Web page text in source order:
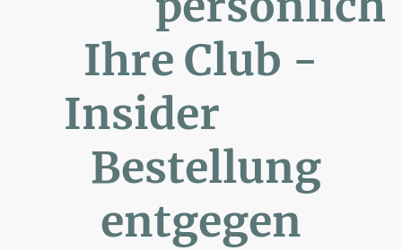
Ihre Club -
Insider
Bestellung
entgegen